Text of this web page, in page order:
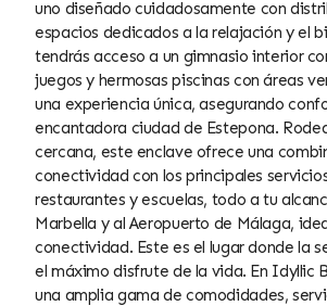
uno diseñado cuidadosamente con
espacios dedicados a la relajación y el
tendrás acceso a un gimnasio interior
juegos y hermosas piscinas con áreas
una experiencia única, asegurando
encantadora ciudad de Estepona.
cercana, este enclave ofrece una
conectividad con los principales
restaurantes y escuelas, todo a tu
Marbella y al Aeropuerto de Málaga,
conectividad. Este es el lugar donde la
el máximo disfrute de la vida. En Idyllic
una amplia gama de comodidades,